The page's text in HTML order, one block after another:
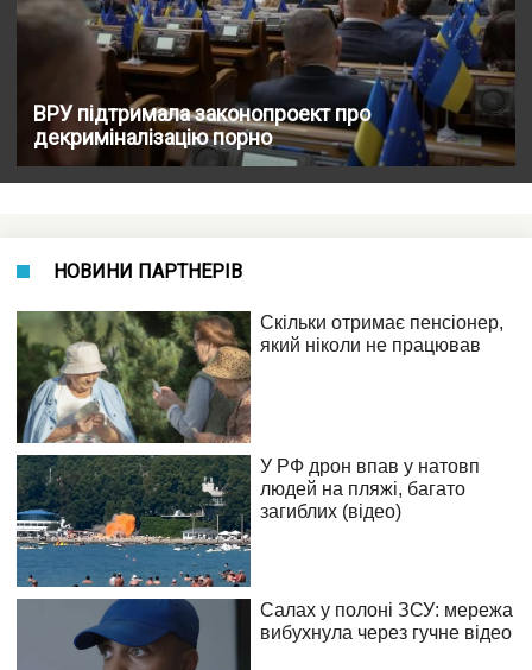
ВРУ підтримала законопроект про
декриміналізацію порно
НОВИНИ ПАРТНЕРІВ